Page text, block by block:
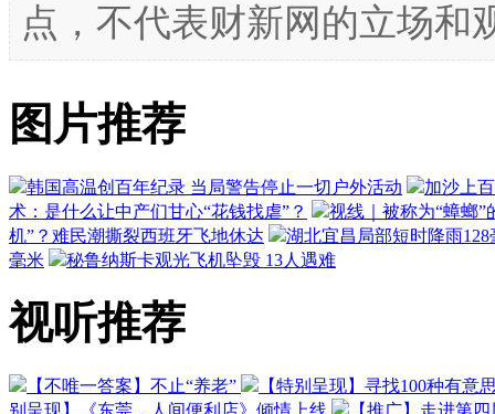
点，不代表财新网的立场和
图片推荐
韩国高温创百年纪录 当局警告停止一切户外活动
加沙上
术：是什么让中产们甘心“花钱找虐”？
视线｜被称为“蟑螂
机”？难民潮撕裂西班牙飞地休达
湖北宜昌局部短时降雨
毫米
秘鲁纳斯卡观光飞机坠毁 13人遇难
视听推荐
【不唯一答案】不止“养老”
【特别呈现】寻找100种有意
别呈现】《东莞，人间便利店》倾情上线
【推广】走进第